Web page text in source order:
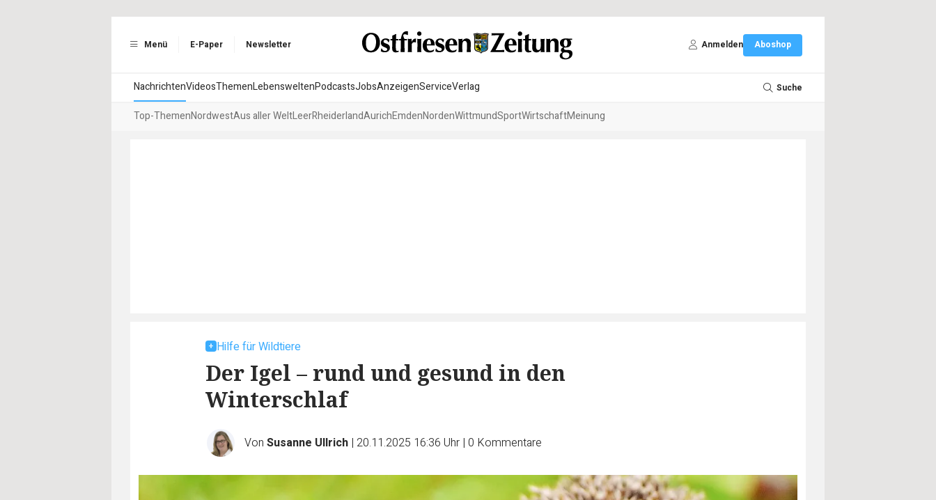
Menü E-Paper Newsletter Anmelden Aboshop
NachrichtenVideosThemenLebensweltenPodcastsJobsAnzeigenServiceVerlag Suche
Top-ThemenNordwestAus aller WeltLeerRheiderlandAurichEmdenNordenWittmundSportWirtschaftMeinung
Hilfe für Wildtiere
Der Igel – rund und gesund in den
Winterschlaf
Von Susanne Ullrich | 20.11.2025 16:36 Uhr | 0 Kommentare